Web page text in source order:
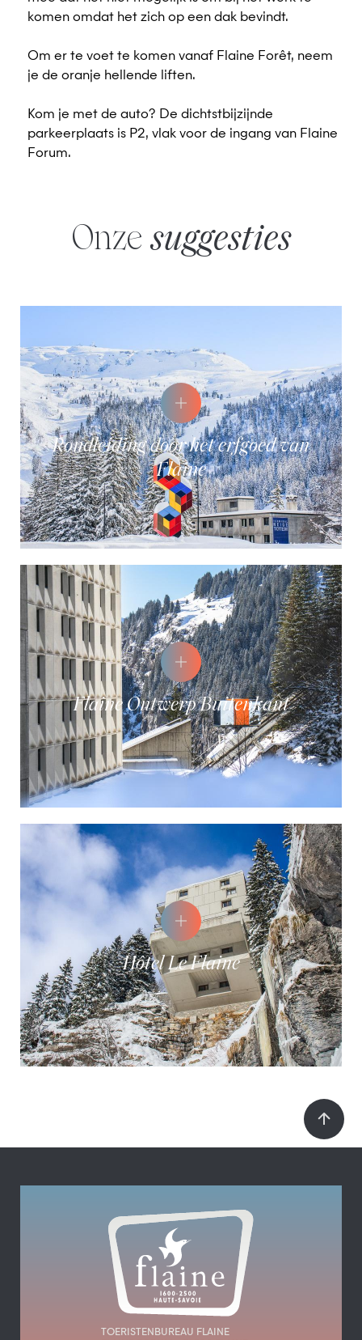
komen omdat het zich op een dak bevindt.
Om er te voet te komen vanaf Flaine Forêt, neem
je de oranje hellende liften.
Kom je met de auto? De dichtstbijzijnde
parkeerplaats is P2, vlak voor de ingang van Flaine
Forum.
Onze suggesties
Rondleiding door het erfgoed van
Flaine
Flaine Ontwerp Buitenkant
Hôtel Le Flaine
TOERISTENBUREAU FLAINE